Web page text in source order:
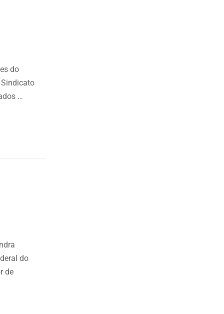
do
Sindicato
…
do
de